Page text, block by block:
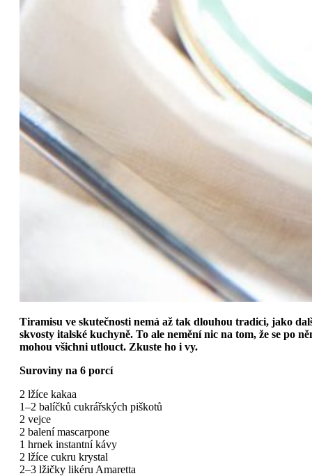
Tiramisu ve skutečnosti nemá až tak dlouhou tradici, jako
skvosty italské kuchyně. To ale nemění nic na tom, že se po
mohou všichni utlouct. Zkuste ho i vy.
Suroviny na 6 porcí
2 lžíce kakaa
1–2 balíčků cukrářských piškotů
2 vejce
2 balení mascarpone
1 hrnek instantní kávy
2 lžíce cukru krystal
2–3 lžičky likéru Amaretta